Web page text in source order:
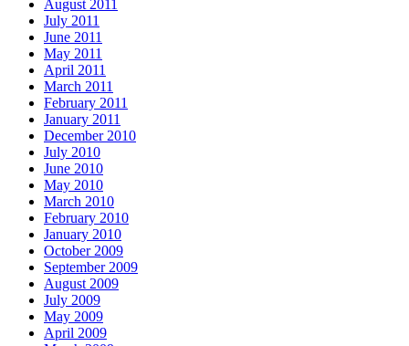
August 2011
July 2011
June 2011
May 2011
April 2011
March 2011
February 2011
January 2011
December 2010
July 2010
June 2010
May 2010
March 2010
February 2010
January 2010
October 2009
September 2009
August 2009
July 2009
May 2009
April 2009